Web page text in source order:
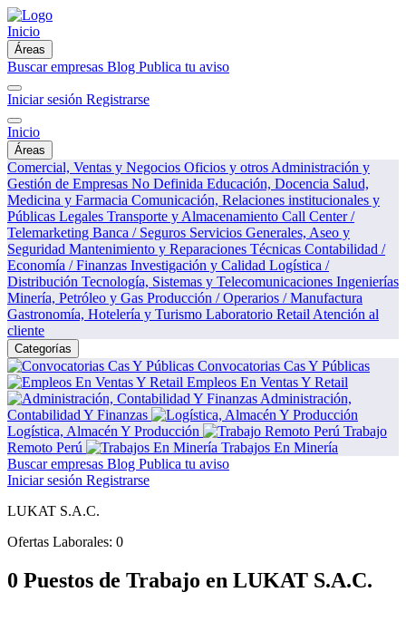
Inicio
Áreas
Buscar empresas Blog Publica tu aviso
Iniciar sesión Registrarse
Inicio
Áreas
Comercial, Ventas y Negocios Oficios y otros Administración y
Gestión de Empresas No Definida Educación, Docencia Salud,
Medicina y Farmacia Comunicación, Relaciones institucionales y
Públicas Legales Transporte y Almacenamiento Call Center /
Telemarketing Banca / Seguros Servicios Generales, Aseo y
Seguridad Mantenimiento y Reparaciones Técnicas Contabilidad /
Economía / Finanzas Investigación y Calidad Logística /
Distribución Tecnología, Sistemas y Telecomunicaciones Ingenierías
Minería, Petróleo y Gas Producción / Operarios / Manufactura
Gastronomía, Hotelería y Turismo Laboratorio Retail Atención al
cliente
Categorías
Convocatorias Cas Y Públicas
Empleos En Ventas Y Retail
Administración,
Contabilidad Y Finanzas
Logística, Almacén Y Producción
Trabajo
Remoto Perú
Trabajos En Minería
Buscar empresas Blog Publica tu aviso
Iniciar sesión Registrarse
LUKAT S.A.C.
Ofertas Laborales: 0
0 Puestos de Trabajo en LUKAT S.A.C.